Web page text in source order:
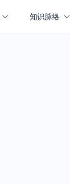
知识脉络